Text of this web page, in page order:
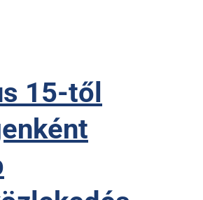
15-től